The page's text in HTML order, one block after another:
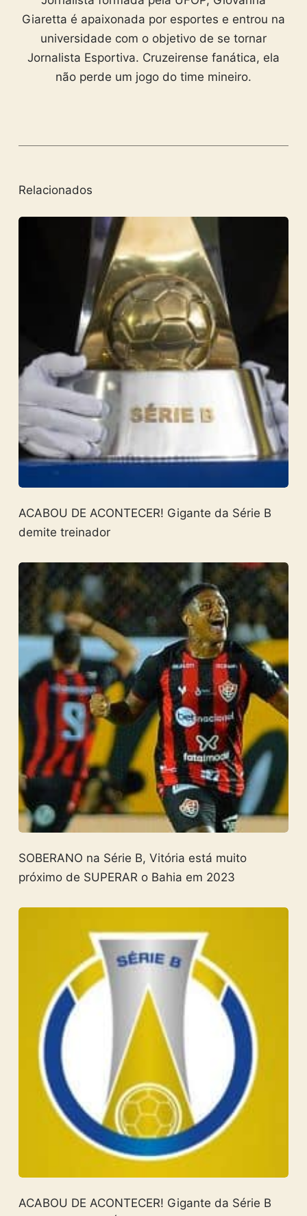
Giaretta é apaixonada por esportes e entrou na
universidade com o objetivo de se tornar
Jornalista Esportiva. Cruzeirense fanática, ela
não perde um jogo do time mineiro.
Relacionados
ACABOU DE ACONTECER! Gigante da Série B
demite treinador
SOBERANO na Série B, Vitória está muito
próximo de SUPERAR o Bahia em 2023
ACABOU DE ACONTECER! Gigante da Série B